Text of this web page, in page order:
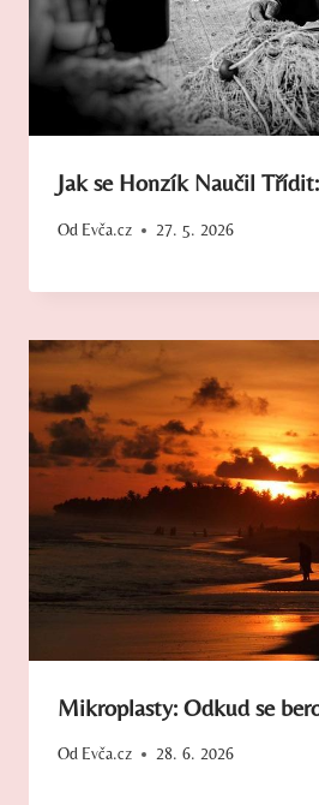
Jak se Honzík Naučil
Od Evča.cz 27. 5. 2026
Mikroplasty: Odkud se
Od Evča.cz 28. 6. 2026